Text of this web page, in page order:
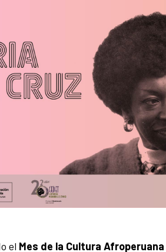
el Mes de la Cultura Afroperuana